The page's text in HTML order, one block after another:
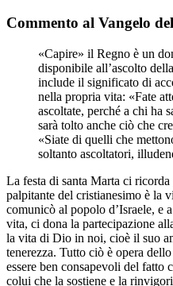
Commento al Vangelo
«Capire» il Regno è un
disponibile all’ascolto
include il significato di
nella propria vita: «Fate
ascoltate, perché a chi ha
sarà tolto anche ciò che
«Siate di quelli che
soltanto ascoltatori,
La festa di santa Marta ci
palpitante del cristianesimo è la
comunicò al popolo d’Israele, e
vita, ci dona la partecipazione
la vita di Dio in noi, cioè il suo
tenerezza. Tutto ciò è opera
essere ben consapevoli del fatto
colui che la sostiene e la